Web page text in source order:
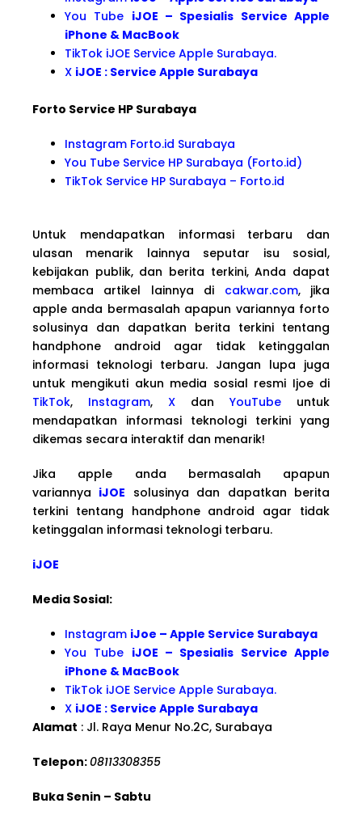
You Tube iJOE – Spesialis Service Apple
iPhone & MacBook
TikTok iJOE Service Apple Surabaya.
X iJOE : Service Apple Surabaya
Forto Service HP Surabaya
Instagram Forto.id Surabaya
You Tube Service HP Surabaya (Forto.id)
TikTok Service HP Surabaya – Forto.id
Untuk mendapatkan informasi terbaru dan
ulasan menarik lainnya seputar isu sosial,
kebijakan publik, dan berita terkini, Anda dapat
membaca artikel lainnya di cakwar.com, jika
apple anda bermasalah apapun variannya forto
solusinya dan dapatkan berita terkini tentang
handphone android agar tidak ketinggalan
informasi teknologi terbaru. Jangan lupa juga
untuk mengikuti akun media sosial resmi Ijoe di
TikTok, Instagram, X dan YouTube untuk
mendapatkan informasi teknologi terkini yang
dikemas secara interaktif dan menarik!
Jika apple anda bermasalah apapun
variannya iJOE solusinya dan dapatkan berita
terkini tentang handphone android agar tidak
ketinggalan informasi teknologi terbaru.
iJOE
Media Sosial:
Instagram iJoe – Apple Service Surabaya
You Tube iJOE – Spesialis Service Apple
iPhone & MacBook
TikTok iJOE Service Apple Surabaya.
X iJOE : Service Apple Surabaya
Alamat : Jl. Raya Menur No.2C, Surabaya
Telepon:08113308355
Buka Senin – Sabtu